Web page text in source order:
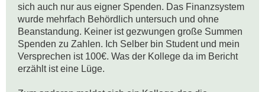
sich auch nur aus eigner Spenden. Das Finanzsystem
wurde mehrfach Behördlich untersuch und ohne
Beanstandung. Keiner ist gezwungen große Summen
Spenden zu Zahlen. Ich Selber bin Student und mein
Versprechen ist 100€. Was der Kollege da im Bericht
erzählt ist eine Lüge.